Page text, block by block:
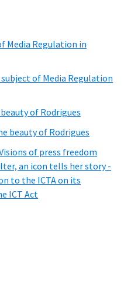
Media Regulation in
of Media Regulation
of Rodrigues
beauty of Rodrigues
of press freedom
an icon tells her story -
to the ICTA on its
ICT Act